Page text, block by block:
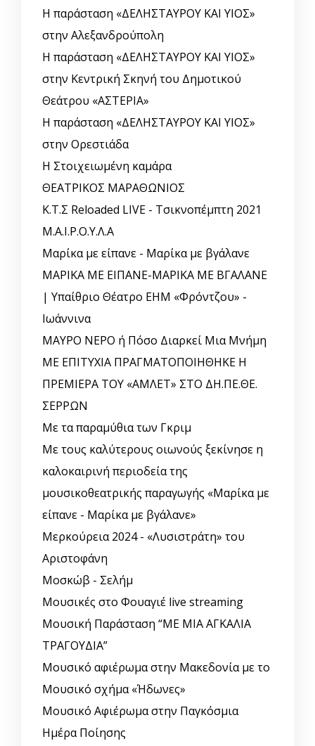
Η παράσταση «ΔΕΛΗΣΤΑΥΡΟΥ ΚΑΙ ΥΙΟΣ»
στην Αλεξανδρούπολη
Η παράσταση «ΔΕΛΗΣΤΑΥΡΟΥ ΚΑΙ ΥΙΟΣ»
στην Κεντρική Σκηνή του Δημοτικού
Θεάτρου «ΑΣΤΕΡΙΑ»
Η παράσταση «ΔΕΛΗΣΤΑΥΡΟΥ ΚΑΙ ΥΙΟΣ»
στην Ορεστιάδα
Η Στοιχειωμένη καμάρα
ΘΕΑΤΡΙΚΟΣ ΜΑΡΑΘΩΝΙΟΣ
Κ.Τ.Σ Reloaded LIVE - Τσικνοπέμπτη 2021
Μ.Α.Ι.Ρ.Ο.Υ.Λ.Α
Μαρίκα με είπανε - Μαρίκα με βγάλανε
ΜΑΡΙΚΑ ΜΕ ΕΙΠΑΝΕ-ΜΑΡΙΚΑ ΜΕ ΒΓΑΛΑΝΕ
| Υπαίθριο Θέατρο ΕΗΜ «Φρόντζου» -
Ιωάννινα
ΜΑΥΡΟ ΝΕΡΟ ή Πόσο Διαρκεί Μια Μνήμη
ΜΕ ΕΠΙΤΥΧΙΑ ΠΡΑΓΜΑΤΟΠΟΙΗΘΗΚΕ Η
ΠΡΕΜΙΕΡΑ ΤΟΥ «ΑΜΛΕΤ» ΣΤΟ ΔΗ.ΠΕ.ΘΕ.
ΣΕΡΡΩΝ
Με τα παραμύθια των Γκριμ
Με τους καλύτερους οιωνούς ξεκίνησε η
καλοκαιρινή περιοδεία της
μουσικοθεατρικής παραγωγής «Μαρίκα με
είπανε - Μαρίκα με βγάλανε»
Μερκούρεια 2024 - «Λυσιστράτη» του
Αριστοφάνη
Μοσκώβ - Σελήμ
Μουσικές στο Φουαγιέ live streaming
Μουσική Παράσταση “ΜΕ ΜΙΑ ΑΓΚΑΛΙΑ
ΤΡΑΓΟΥΔΙΑ”
Μουσικό αφιέρωμα στην Μακεδονία με το
Μουσικό σχήμα «Ήδωνες»
Μουσικό Αφιέρωμα στην Παγκόσμια
Ημέρα Ποίησης